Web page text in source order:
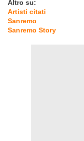
Altro su:
Artisti citati
Sanremo
Sanremo Story